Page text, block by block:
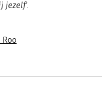
jezelf'.